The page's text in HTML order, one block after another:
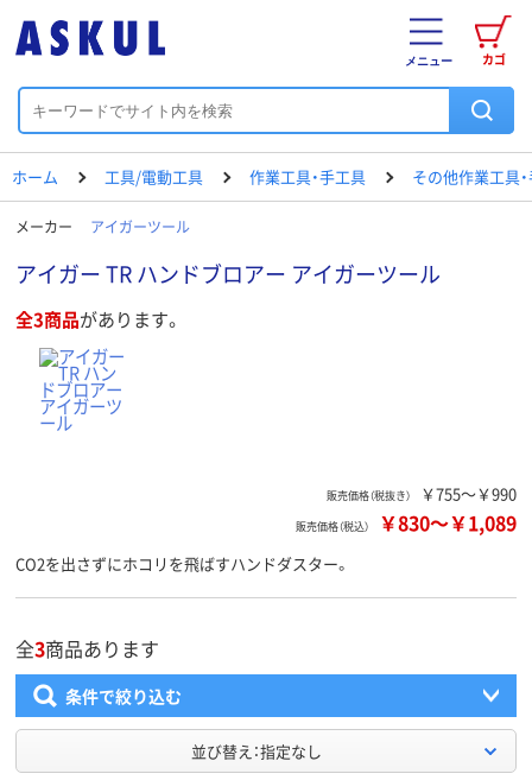
カゴ
メニュー
ホーム 工具/電動工具 作業工具・手工具 その他作業工具
メーカー アイガーツール
アイガー TR ハンドブロアー アイガーツール
全3商品があります。
販売価格（税抜き） ￥755～￥990
販売価格（税込） ￥830～￥1,089
CO2を出さずにホコリを飛ばすハンドダスター。
全3商品あります
条件で絞り込む
並び替え：指定なし